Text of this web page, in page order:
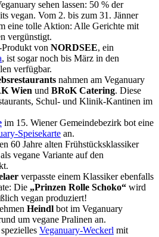
sehen lassen: 50 % der
vegan. Vom 2. bis zum 31. Jänner
eine tolle Aktion: Alle Gerichte mit
vergünstigt.
Produkt von NORDSEE, ein
, ist sogar noch bis März in den
verfügbar.
nahmen am Veganuary
Wien und BRoK Catering. Diese
Schul- und Klinik-Kantinen im
im 15. Wiener Gemeindebezirk bot eine
Speisekarte an.
60 Jahre alten Frühstücksklassiker
vegane Variante auf den
verpasste einem Klassiker ebenfalls
Die „Prinzen Rolle Schoko“ wird
vegan produziert!
Heindl bot im Veganuary
um vegane Pralinen an.
Veganuary-Weckerl mit